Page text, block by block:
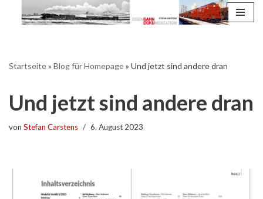
Startseite» Blog für Homepage» Und jetzt sind andere dran
Und jetzt sind andere dran
von Stefan Carstens 6. August 2023